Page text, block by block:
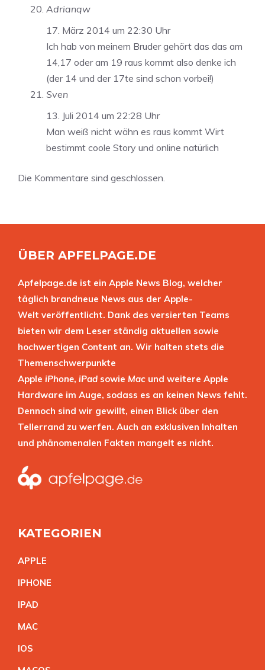
Adrianqw
17. März 2014 um 22:30 Uhr
Ich hab von meinem Bruder gehört das das am
14,17 oder am 19 raus kommt also denke ich
(der 14 und der 17te sind schon vorbei!)
Sven
13. Juli 2014 um 22:28 Uhr
Man weiß nicht wähn es raus kommt Wirt
bestimmt coole Story und online natürlich
Die Kommentare sind geschlossen.
ÜBER APFELPAGE.DE
Apfelpage.de ist ein Apple News Blog, welcher
täglich brandneue News aus der Apple-
Welt veröffentlicht. Dank des versierten Teams
bieten wir dem Leser ständig aktuellen sowie
hochwertigen Content an. Wir halten stets die
Themenschwerpunkte
Apple iPhone, iPad sowie Mac und weitere Apple
Hardware im Auge, sodass es an keinen News fehlt.
Dennoch sind wir gewillt, einen Blick über den
Tellerrand zu werfen. Auch an exklusiven Inhalten
und phänomenalen Fakten mangelt es nicht.
KATEGORIEN
APPLE
IPHONE
IPAD
MAC
IOS